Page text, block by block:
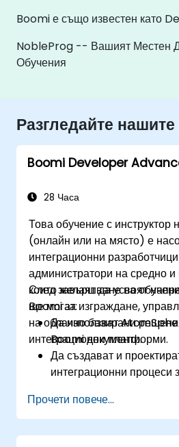
Boomi е също известен като
NobleProg -- Вашият Местен
Обучения
Разгледайте
Boomi Developer
28 Часа
Това обучение с инструктор
(онлайн или на място) е
интеграционни
администратори на средно
които желаят да усвоят
Boomi за изграждане,
на облачно базирани
интеграционни платформи.
След завършване на
ще могат:
Да използват
Boomi документи.
Да създават и
интеграционни процеси
Да управляват
интеграционни процеси,
генериране на отчети.
Прочети повече...